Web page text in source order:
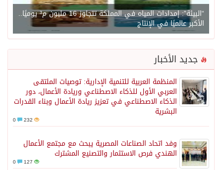
“البيئة”: إمدادات المياه في المملكة تتجاوز 16 مليون م³ يوميًا..
الأكبر عالميًا في الإنتاج
جديد الأخبار
المنظمة العربية للتنمية الإدارية: توصيات الملتقى
العربي الأول للذكاء الاصطناعي وريادة الأعمال، دور
الذكاء الاصطناعي في تعزيز ريادة الأعمال وبناء القدرات
البشرية
232
وفد اتحاد الصناعات المصرية يبحث مع مجتمع الأعمال
الهندي فرص الاستثمار والتصنيع المشترك
127